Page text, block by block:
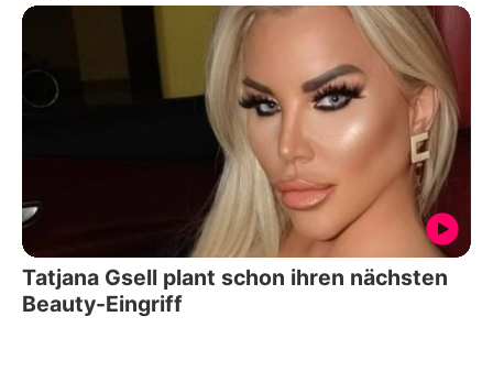
Tatjana Gsell plant schon ihren nächsten
Beauty-Eingriff